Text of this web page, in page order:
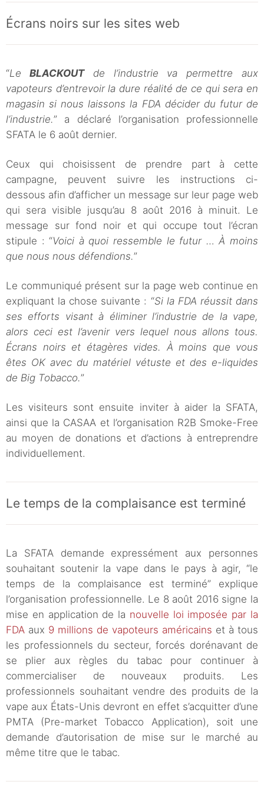
Écrans noirs sur les sites web
“Le BLACKOUTde l’industrie va permettre aux
vapoteurs d’entrevoir la dure réalité de ce qui sera en
magasin si nous laissons la FDA décider du futur de
l’industrie.” a déclaré l’organisation professionnelle
SFATA le 6 août dernier.
Ceux qui choisissent de prendre part à cette
campagne, peuvent suivre les instructions ci-
dessous afin d’afficher un message sur leur page web
qui sera visible jusqu’au 8 août 2016 à minuit. Le
message sur fond noir et qui occupe tout l’écran
stipule : “Voici à quoi ressemble le futur … À moins
que nous nous défendions.”
Le communiqué présent sur la page web continue en
expliquant la chose suivante : “Si la FDA réussit dans
ses efforts visant à éliminer l’industrie de la vape,
alors ceci est l’avenir vers lequel nous allons tous.
Écrans noirs et étagères vides. À moins que vous
êtes OK avec du matériel vétuste et des e-liquides
de Big Tobacco.”
Les visiteurs sont ensuite inviter à aider la SFATA,
ainsi que la CASAA et l’organisation R2B Smoke-Free
au moyen de donations et d’actions à entreprendre
individuellement.
Le temps de la complaisance est terminé
La SFATA demande expressément aux personnes
souhaitant soutenir la vape dans le pays à agir, “le
temps de la complaisance est terminé” explique
l’organisation professionnelle. Le 8 août 2016 signe la
mise en application de la nouvelle loi imposée par la
FDA aux 9 millions de vapoteurs américains et à tous
les professionnels du secteur, forcés dorénavant de
se plier aux règles du tabac pour continuer à
commercialiser de nouveaux produits. Les
professionnels souhaitant vendre des produits de la
vape aux États-Unis devront en effet s’acquitter d’une
PMTA (Pre-market Tobacco Application), soit une
demande d’autorisation de mise sur le marché au
même titre que le tabac.